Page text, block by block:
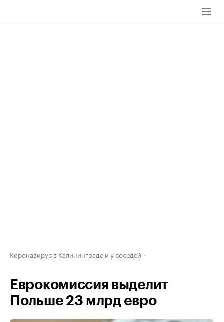
Коронавирус в Калининграде и у соседей
Еврокомиссия выделит
Польше 23 млрд евро